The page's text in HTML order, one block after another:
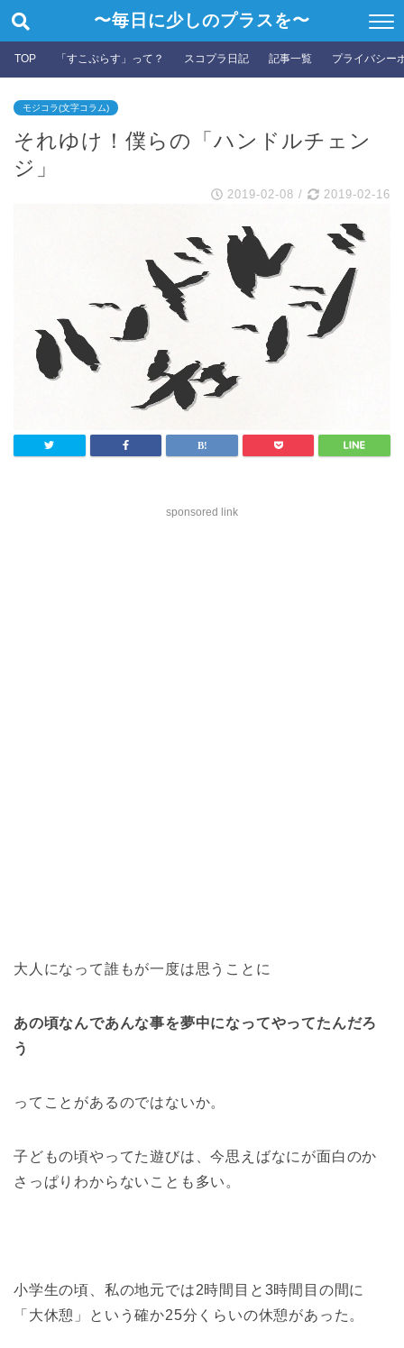
〜毎日に少しのプラスを〜
TOP 「すこぷらす」って？ スコプラ日記 記事一覧 プライバシー
モジコラ(文字コラム)
それゆけ！僕らの「ハンドルチェン
ジ」
2019-02-08 / 2019-02-16
sponsored link
大人になって誰もが一度は思うことに
あの頃なんであんな事を夢中になってやってたんだろ
う
ってことがあるのではないか。
子どもの頃やってた遊びは、今思えばなにが面白のか
さっぱりわからないことも多い。
小学生の頃、私の地元では2時間目と3時間目の間に
「大休憩」という確か25分くらいの休憩があった。